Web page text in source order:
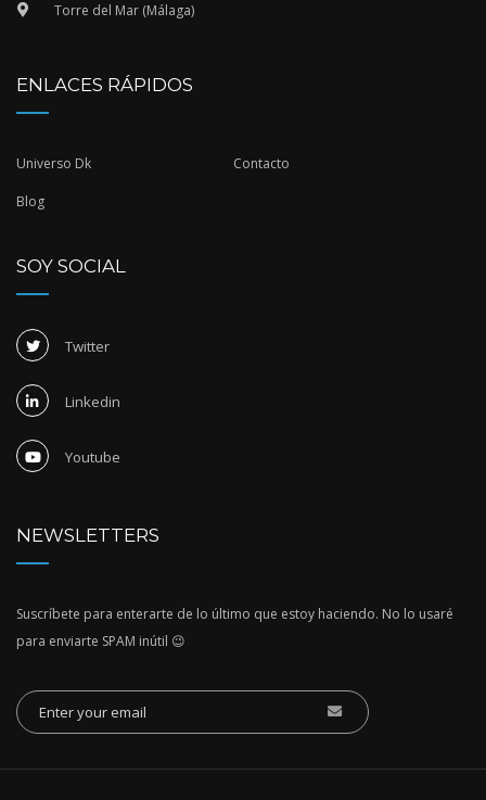
Torre del Mar (Málaga)
ENLACES RÁPIDOS
Universo Dk Contacto
Blog
SOY SOCIAL
Twitter
Linkedin
Youtube
NEWSLETTERS
Suscríbete para enterarte de lo último que estoy haciendo. No lo usaré
para enviarte SPAM inútil 😉